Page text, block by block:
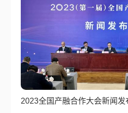
2023全国产融合作大会新闻